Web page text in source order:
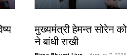
मुख्यमंत्री हेमन्त सोरेन को
ने बांधी राखी